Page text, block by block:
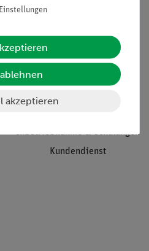
Übersicht Service
Beratung & Showroom
Inventarisierungs- &
Inbetriebnahme & Schulungen
Kundendienst
akzeptieren